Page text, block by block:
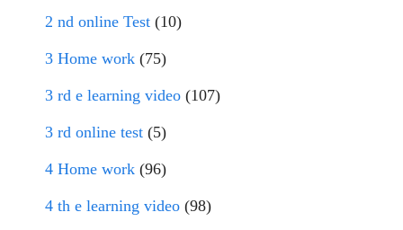
2 nd online Test (10)
3 Home work (75)
3 rd e learning video (107)
3 rd online test (5)
4 Home work (96)
4 th e learning video (98)